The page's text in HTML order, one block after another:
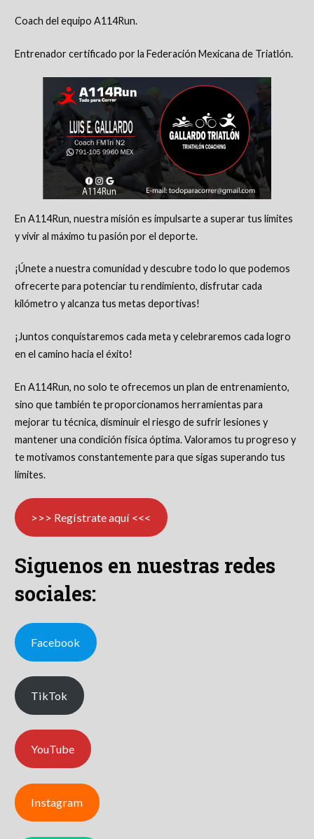
Coach del equipo A114Run.
Entrenador certificado por la Federación Mexicana de Triatlón.
En A114Run, nuestra misión es impulsarte a superar tus límites
y vivir al máximo tu pasión por el deporte.
¡Únete a nuestra comunidad y descubre todo lo que podemos
ofrecerte para potenciar tu rendimiento, disfrutar cada
kilómetro y alcanza tus metas deportivas!
¡Juntos conquistaremos cada meta y celebraremos cada logro
en el camino hacia el éxito!
En A114Run, no solo te ofrecemos un plan de entrenamiento,
sino que también te proporcionamos herramientas para
mejorar tu técnica, disminuir el riesgo de sufrir lesiones y
mantener una condición física óptima. Valoramos tu progreso y
te motivamos constantemente para que sigas superando tus
límites.
>>> Regístrate aquí <<<
Siguenos en nuestras redes
sociales:
Facebook
TikTok
YouTube
Instagram